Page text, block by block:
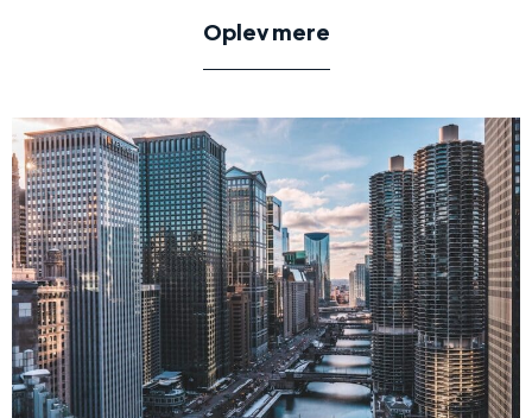
Oplev mere